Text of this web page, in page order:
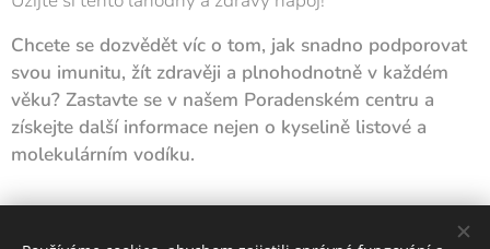
Chcete se dozvědět víc o tom, jak snadno podporovat
svou imunitu, žít zdravěji a plnohodnotně v každém
věku? Zastavte se v našem Poradenském centru a
získejte další informace nejen o kyselině listové a
molekulárním vodíku.